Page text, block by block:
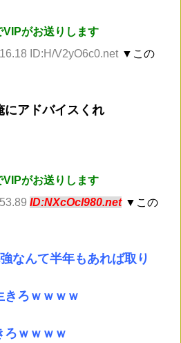
がお送りします
ID:H/V2yO6c0.net ▼この
にアドバイスくれ
がお送りします
ID:NXcOcl980.net ▼この
なんて半年もあれば取り
きろｗｗｗｗ
ろｗｗｗｗ